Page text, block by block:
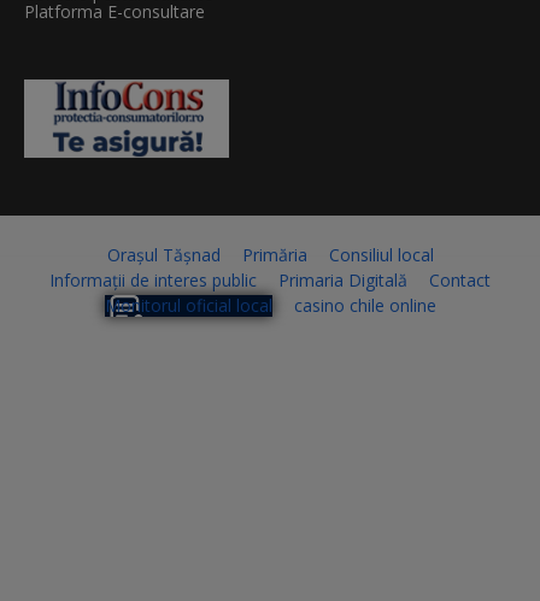
Platforma E-consultare
Orașul Tășnad Primăria
Consiliul local
Informații de interes public
Primaria Digitală
Contact
Monitorul oficial local
casino chile online